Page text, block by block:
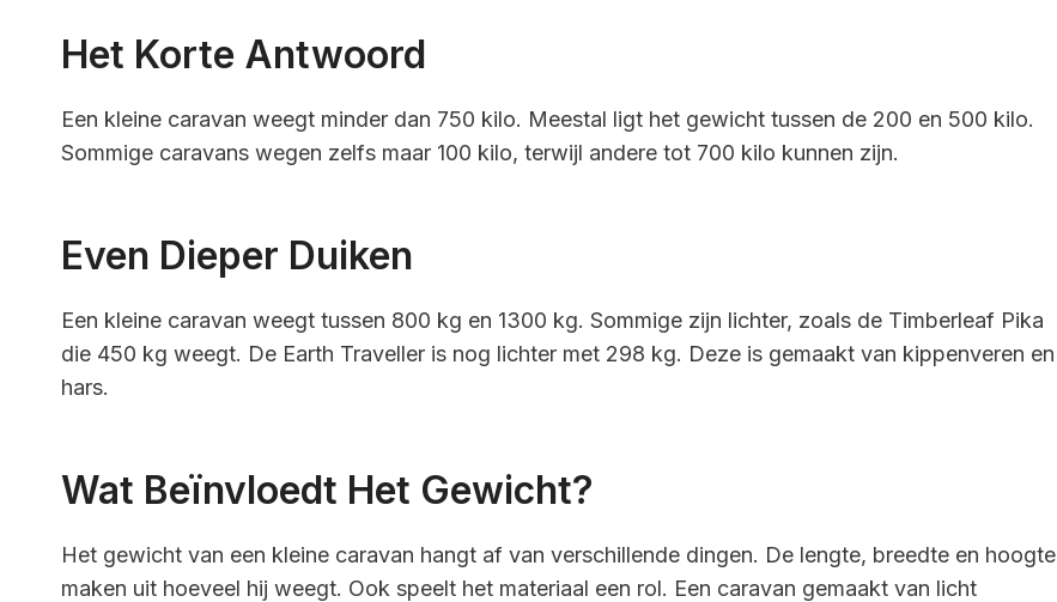
Het Korte Antwoord
Een kleine caravan weegt minder dan 750 kilo. Meestal ligt het gewicht tussen de 200 en 500 kilo.
Sommige caravans wegen zelfs maar 100 kilo, terwijl andere tot 700 kilo kunnen zijn.
Even Dieper Duiken
Een kleine caravan weegt tussen 800 kg en 1300 kg. Sommige zijn lichter, zoals de Timberleaf Pika
die 450 kg weegt. De Earth Traveller is nog lichter met 298 kg. Deze is gemaakt van kippenveren en
hars.
Wat Beïnvloedt Het Gewicht?
Het gewicht van een kleine caravan hangt af van verschillende dingen. De lengte, breedte en hoogte
maken uit hoeveel hij weegt. Ook speelt het materiaal een rol. Een caravan gemaakt van licht